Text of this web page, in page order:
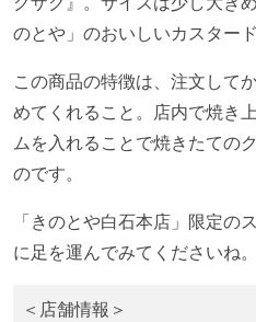
のとや」のおいしいカスター
この商品の特徴は、注文して
めてくれること。店内で焼き
ムを入れることで焼きたての
のです。
「きのとや白石本店」限定の
に足を運んでみてくださいね。
＜店舗情報＞